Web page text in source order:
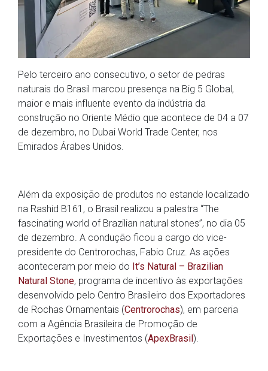
Pelo terceiro ano consecutivo, o setor de pedras
naturais do Brasil marcou presença na Big 5 Global,
maior e mais influente evento da indústria da
construção no Oriente Médio que acontece de 04 a 07
de dezembro, no Dubai World Trade Center, nos
Emirados Árabes Unidos.
Além da exposição de produtos no estande localizado
na Rashid B161, o Brasil realizou a palestra “The
fascinating world of Brazilian natural stones”, no dia 05
de dezembro. A condução ficou a cargo do vice-
presidente do Centrorochas, Fabio Cruz. As ações
aconteceram por meio do It’s Natural – Brazilian
Natural Stone, programa de incentivo às exportações
desenvolvido pelo Centro Brasileiro dos Exportadores
de Rochas Ornamentais (Centrorochas), em parceria
com a Agência Brasileira de Promoção de
Exportações e Investimentos (ApexBrasil).